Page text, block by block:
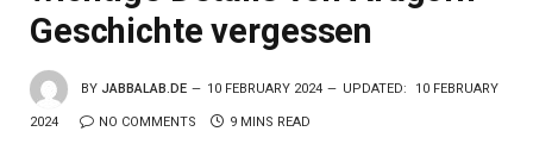
Geschichte vergessen
BY JABBALAB.DE 10 FEBRUARY 2024 UPDATED: 10 FEBRUARY
2024 NO COMMENTS 9 MINS READ